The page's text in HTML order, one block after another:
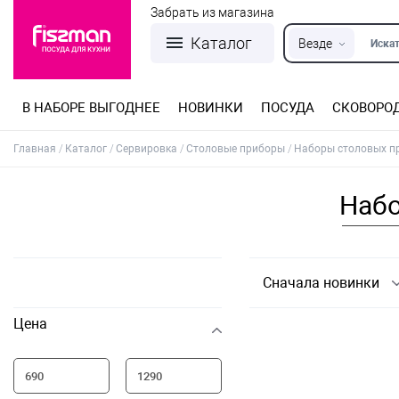
Каталог Везде
Забрать из магазина
В НАБОРЕ ВЫГОДНЕЕ НОВИНКИ ПОСУДА
Главная Каталог Сервировка Столовые приборы Наборы столовых
Цена
Сначала новинки